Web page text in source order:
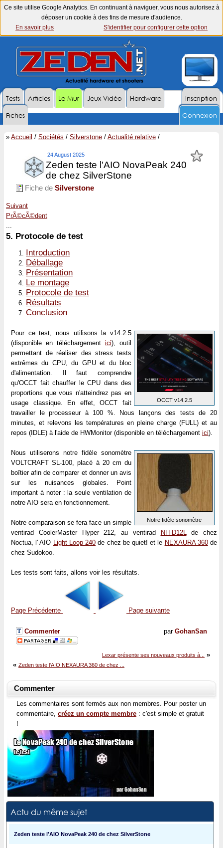
Ce site utilise Google Analytics. En continuant à naviguer, vous nous autorisez à
déposer un cookie à des fins de mesure d'audience.
En savoir plus
S'identifier pour configurer cette option
Inscription
Tests Articles Le Mur Jeux Vidéo
Hardware
Fiches
Connexion
» Accueil / Sociétés / Silverstone / Actualité relative /
24 August 2025
Zeden teste l'AIO NovaPeak 240
de chez SilverStone
Fiche de Silverstone
Suivant
PrÃ©cÃ©dent
...
5. Protocole de test
Introduction
Déballage
Présentation
Le montage
Protocole de test
Résultats
Conclusion
OCCT v14.2.5
Pour ce test, nous utilisons la v14.2.5
(disponible en téléchargement ici), outil
permettant de réaliser des stress tests
extrêmes du CPU, du GPU et du bloc
d'alimentation. Il faut comprendre
qu'OCCT fait chauffer le CPU dans des
proportions que vous n'atteindrez pas en
usage classique. En effet, OCCT fait
travailler le processeur à 100 %. Nous lançons des tests de 20
minutes, et relevons les températures en pleine charge (FULL) et au
repos (IDLE) à l'aide de HWMonitor (disponible en téléchargement ici).
Notre fidèle sonomètre
Nous utiliserons notre fidèle sonomètre
VOLTCRAFT SL-100, placé à 20 cm du
boîtier afin de comparer et donner un avis
sur les nuisances globales. Point
important à noter : la seule ventilation de
notre AIO sera en fonctionnement.
Notre comparaison se fera face un simple
ventirad CoolerMaster Hyper 212, au ventirad NH-D12L
de chez
Noctua, l' AIO Light Loop 240 de chez be quiet! et le NEXAURA 360de
chez Sudokoo.
Les tests sont faits, allons voir les résultats.
Page Précédente Page suivante
par GohanSan
Commenter
Lexar présente ses nouveaux produits à...
»
« Zeden teste l'AIO NEXAURA 360 de chez ...
Commenter
Les commentaires sont fermés aux non membres. Pour poster un
commentaire, créez un compte membre : c'est simple et gratuit
!
Actu du même sujet
Zeden teste l'AIO NovaPeak 240 de chez SilverStone